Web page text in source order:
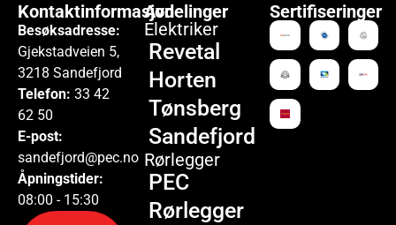
Kontaktinformasjon
Besøksadresse:
Gjekstadveien 5,
3218 Sandefjord
Telefon: 33 42
62 50
E-post:
sandefjord@pec.no
Åpningstider:
08:00 - 15:30
Avdelinger
Elektriker
Revetal
Horten
Tønsberg
Sandefjord
Rørlegger
PEC
Rørlegger
Sertifiseringer